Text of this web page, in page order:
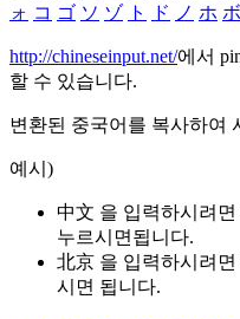
ォ コ ゴ ソ ゾ ト ド ノ ホ ボ
http://chineseinput.net/에서
할 수 있습니다.
변환된 중국어를 복사하여
예시)
中文 을 입력하시려면
누르시면됩니다.
北京 을 입력하시려면
시면 됩니다.